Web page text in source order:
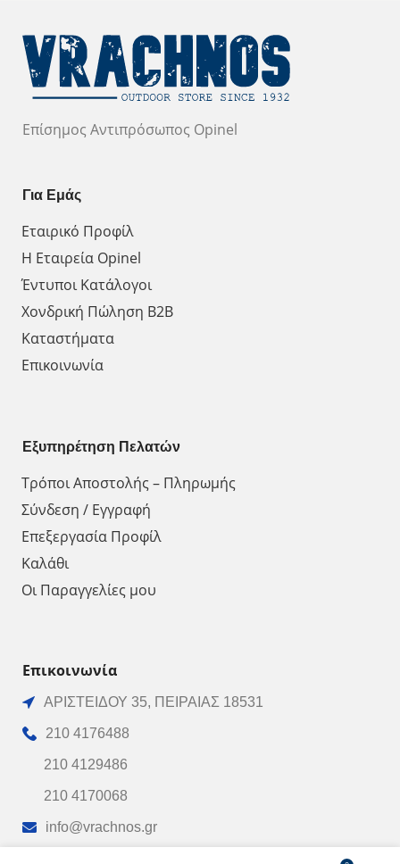
Επίσημος Αντιπρόσωπος Opinel
Για Εμάς
Εταιρικό Προφίλ
Η Εταιρεία Opinel
Έντυποι Κατάλογοι
Χονδρική Πώληση Β2Β
Καταστήματα
Επικοινωνία
Εξυπηρέτηση Πελατών
Τρόποι Αποστολής – Πληρωμής
Σύνδεση / Εγγραφή
Επεξεργασία Προφίλ
Καλάθι
Οι Παραγγελίες μου
Επικοινωνία
ΑΡΙΣΤΕΙΔΟΥ 35, ΠΕΙΡΑΙΑΣ 18531
210 4176488
210 4129486
210 4170068
info@vrachnos.gr